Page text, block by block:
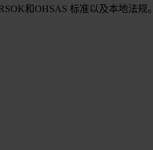
和OHSAS 标准以及本地法规。